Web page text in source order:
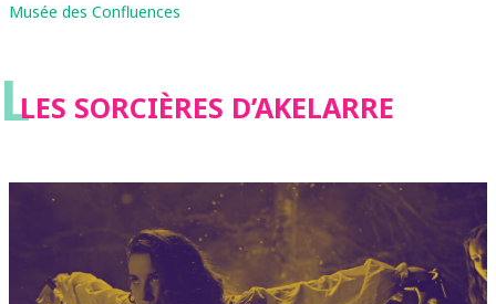
Musée des Confluences
LLES SORCIÈRES D’AKELARRE